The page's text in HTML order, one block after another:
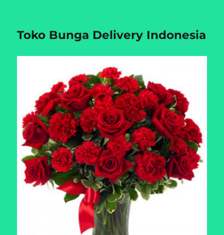
Toko Bunga Delivery Indonesia